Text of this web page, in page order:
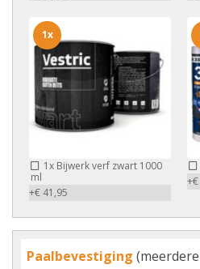
1x Bijwerk verf zwart 1000
ml
+€ 41,95
1x
Paalbevestiging